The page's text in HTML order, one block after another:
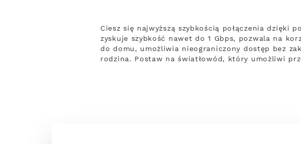
Ciesz się najwyższą szybkością połączenia dzięki
zyskuje szybkość nawet do 1 Gbps, pozwala na
do domu, umożliwia nieograniczony dostęp bez
rodzina. Postaw na światłowód, który umożliwi